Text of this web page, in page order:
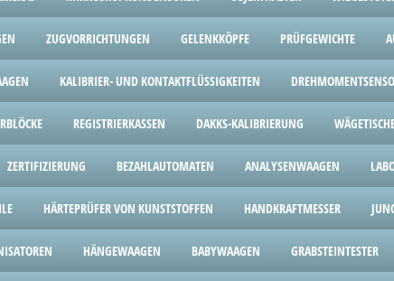
ZUGVORRICHTUNGEN GELENKKÖPFE PRÜFGEWICHTE
KALIBRIER- UND KONTAKTFLÜSSIGKEITEN
REGISTRIERKASSEN DAKKS-KALIBRIERUNG
ZERTIFIZIERUNG BEZAHLAUTOMATEN ANALYSENWAAGEN
HÄRTEPRÜFER VON KUNSTSTOFFEN HANDKRAFTMESSER
HÄNGEWAAGEN BABYWAAGEN GRABSTEINTESTER